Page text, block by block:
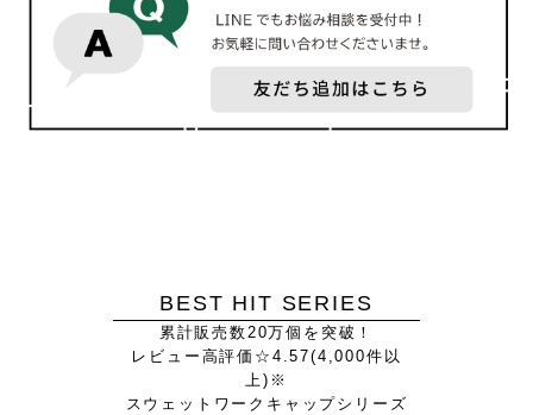
BEST HIT SERIES
累計販売数20万個を突破！
レビュー高評価☆4.57(4,000件以
上)※
スウェットワークキャップシリーズ